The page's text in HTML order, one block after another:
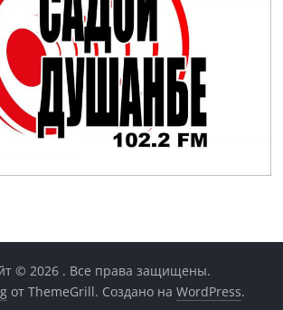
© 2026 . Все права защищены.
от ThemeGrill. Создано наWordPress.